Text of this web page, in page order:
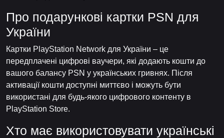
Про подарункові картки PSN для
України
Картки PlayStation Network для України – це
передплачені цифрові ваучери, які додають кошти до
вашого балансу PSN у українських гривнях. Після
активації кошти доступні миттєво і можуть бути
використані для будь-якого цифрового контенту в
PlayStation Store.
Хто має використовувати українські